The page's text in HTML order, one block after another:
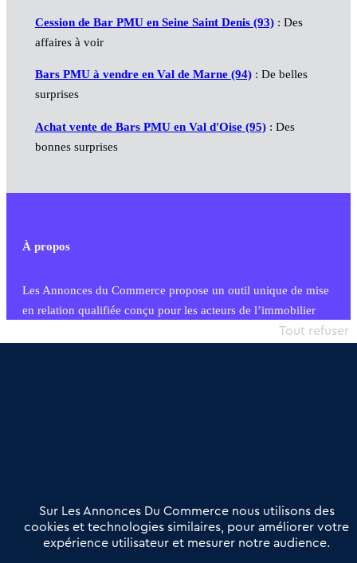
Cession de Bar PMU en Seine Saint Denis (93): Des
affaires à voir
Bars PMU à vendre en Val de Marne (94): De belles
surprises
Achat vente de Bars PMU en Val d'Oise (95): Des
bonnes surprises
À propos
Les Annonces du Commerce propose un outil unique de mise
en relation qualifiée conçu pour les acteurs de l’immobilier
commercial et les collectivités territoriales, simple et intégrant
Offres Pro
Actualités
Qui sommes nous ?
Derniers articles
Sur Les Annonces Du Commerce nous utilisons des
cookies et technologies similaires, pour améliorer votre
expérience utilisateur et mesurer notre audience.
Tout refuser